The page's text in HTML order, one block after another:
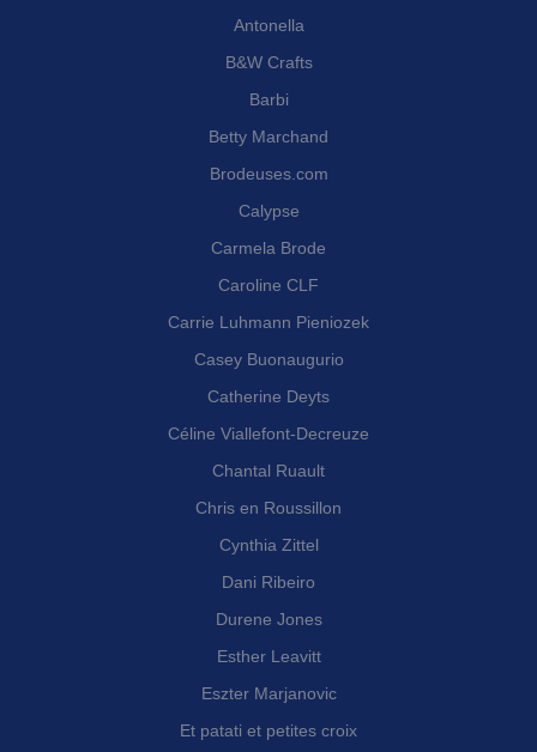
Antonella
B&W Crafts
Barbi
Betty Marchand
Brodeuses.com
Calypse
Carmela Brode
Caroline CLF
Carrie Luhmann Pieniozek
Casey Buonaugurio
Catherine Deyts
Céline Viallefont-Decreuze
Chantal Ruault
Chris en Roussillon
Cynthia Zittel
Dani Ribeiro
Durene Jones
Esther Leavitt
Eszter Marjanovic
Et patati et petites croix